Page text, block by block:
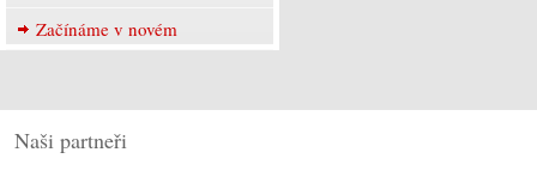
Začínáme v novém
Naši partneři